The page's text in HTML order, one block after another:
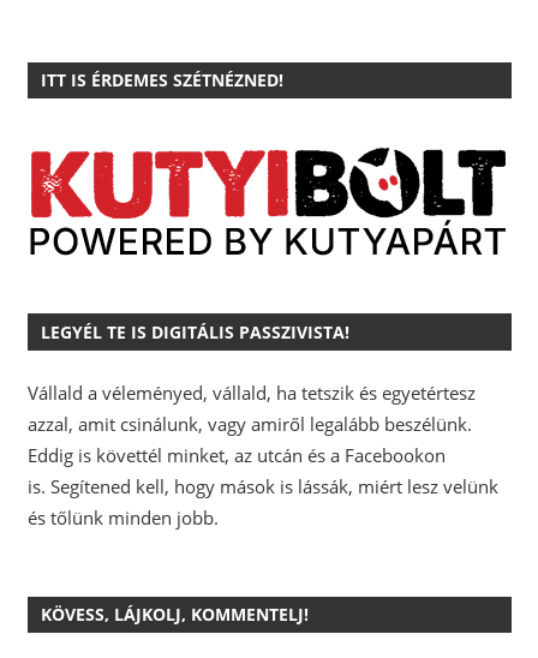
ITT IS ÉRDEMES SZÉTNÉZNED!
LEGYÉL TE IS DIGITÁLIS PASSZIVISTA!
Vállald a véleményed, vállald, ha tetszik és egyetértesz
azzal, amit csinálunk, vagy amiről legalább beszélünk.
Eddig is követtél minket, az utcán és a Facebookon
is. Segítened kell, hogy mások is lássák, miért lesz velünk
és tőlünk minden jobb.
KÖVESS, LÁJKOLJ, KOMMENTELJ!